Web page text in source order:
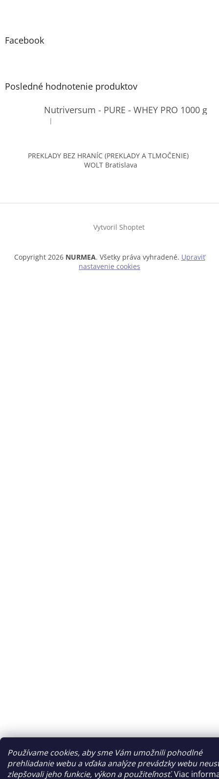
Používame cookies, aby sme Vám umožnili pohodlné
prehliadanie webu a vďaka analýze prevádzky webu
zlepšovali jeho funkcie, výkon a použiteľnosť.Viac
Facebook
Posledné hodnotenie produktov
Nutriversum - PURE - WHEY PRO 1000 g
Hodnotenie produktu je 4 z 5 hviezdičiek.
|
PREKLADY BEZ HRANÍC (PREKLADY A TLMOČENIE)
WOLT Bratislava
Vytvoril Shoptet
Copyright 2026 NURMEA. Všetky práva vyhradené. Upraviť
nastavenie cookies